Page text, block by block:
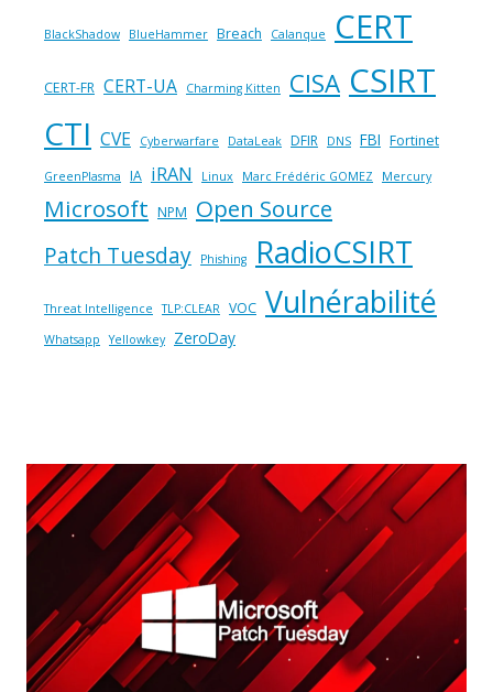
BlackShadow BlueHammer Breach Calanque CERT
CERT-FR CERT-UA Charming Kitten CISA CSIRT
CTI CVE Cyberwarfare DataLeak DFIR DNS FBI Fortinet
GreenPlasma IA iRAN Linux Marc Frédéric GOMEZ Mercury
Microsoft NPM Open Source
Patch Tuesday Phishing RadioCSIRT
Threat Intelligence TLP:CLEAR VOC Vulnérabilité
Whatsapp Yellowkey ZeroDay